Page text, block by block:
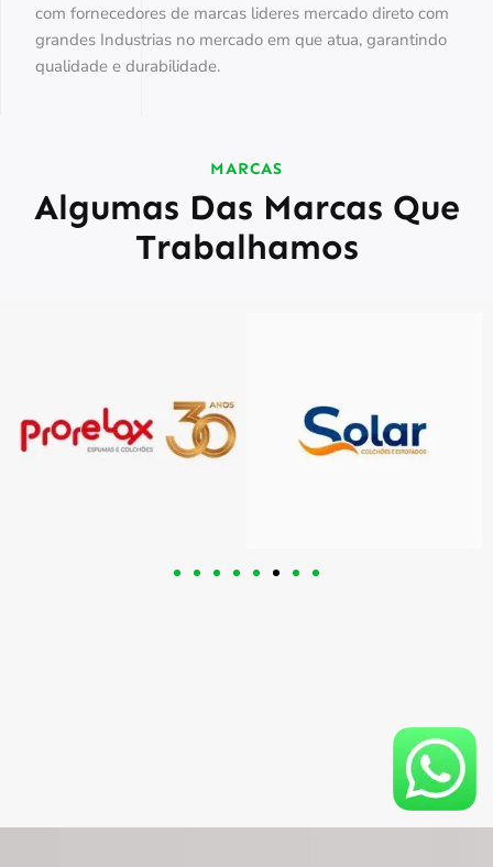
com fornecedores de marcas lideres mercado direto com
grandes Industrias no mercado em que atua, garantindo
qualidade e durabilidade.
MARCAS
Algumas Das Marcas Que
Trabalhamos